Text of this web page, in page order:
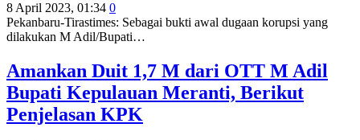
8 April 2023, 01:34 0
Pekanbaru-Tirastimes: Sebagai bukti awal dugaan korupsi yang
dilakukan M Adil/Bupati…
Amankan Duit 1,7 M dari OTT M Adil
Bupati Kepulauan Meranti, Berikut
Penjelasan KPK